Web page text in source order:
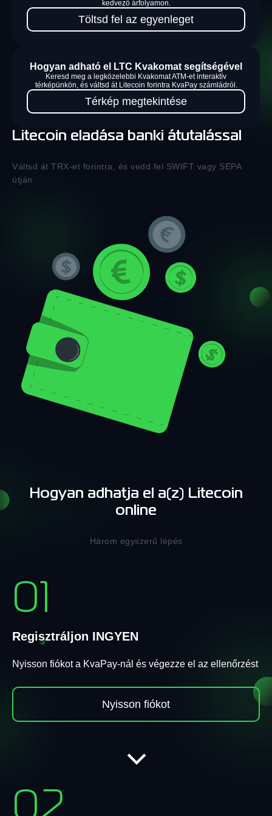
Litecoin eladása banki átutalással
Váltsd át TRX-et forintra, és vedd fel SWIFT vagy SEPA
útján.
kedvező árfolyamon.
Töltsd fel az egyenleget
Hogyan adható el LTC Kvakomat segítségével
Keresd meg a legközelebbi Kvakomat ATM-et interaktív
térképünkön, és váltsd át Litecoin forintra KvaPay számládról.
Térkép megtekintése
Hogyan adhatja el a(z) Litecoin
online
Három egyszerű lépés
01
Regisztráljon INGYEN
Nyisson fiókot a KvaPay-nál és végezze el az ellenőrzést
Nyisson fiókot